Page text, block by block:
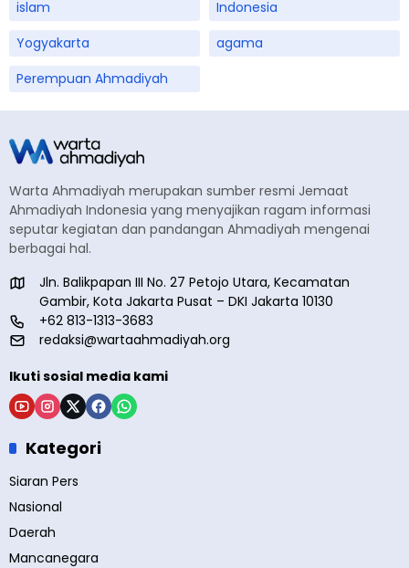
islam
Indonesia
Yogyakarta
agama
Perempuan Ahmadiyah
Warta Ahmadiyah merupakan sumber resmi Jemaat
Ahmadiyah Indonesia yang menyajikan ragam informasi
seputar kegiatan dan pandangan Ahmadiyah mengenai
berbagai hal.
Jln. Balikpapan III No. 27 Petojo Utara, Kecamatan
Gambir, Kota Jakarta Pusat – DKI Jakarta 10130
+62 813-1313-3683
redaksi@wartaahmadiyah.org
Ikuti sosial media kami
Kategori
Siaran Pers
Nasional
Daerah
Mancanegara